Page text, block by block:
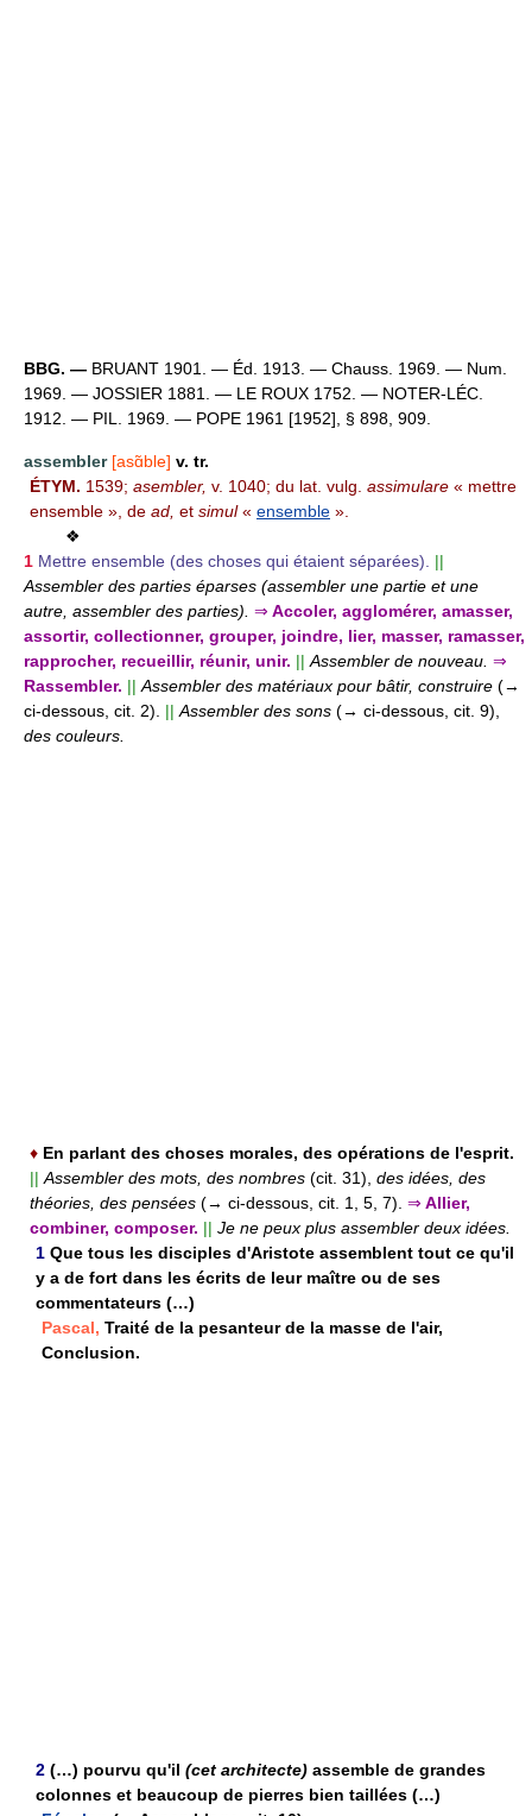
BBG. — BRUANT 1901. — Éd. 1913. — Chauss. 1969. — Num.
1969. — JOSSIER 1881. — LE ROUX 1752. — NOTER-LÉC.
1912. — PIL. 1969. — POPE 1961 [1952], § 898, 909.
assembler [asɑ̃ble] v. tr.
ÉTYM. 1539; asembler, v. 1040; du lat. vulg. assimulare « mettre
ensemble », de ad, et simul« ensemble ».
❖
1 Mettre ensemble (des choses qui étaient séparées).
||
Assembler des parties éparses (assembler une partie et une
autre, assembler des parties). ⇒ Accoler, agglomérer, amasser,
assortir, collectionner, grouper, joindre, lier, masser, ramasser,
rapprocher, recueillir, réunir, unir. || Assembler de nouveau. ⇒
Rassembler. || Assembler des matériaux pour bâtir, construire (→
ci-dessous, cit. 2).
|| Assembler des sons (→ ci-dessous, cit. 9),
des couleurs.
♦ En parlant des choses morales, des opérations de l'esprit.
|| Assembler des mots, des nombres (cit. 31), des idées, des
théories, des pensées (→ ci-dessous, cit. 1, 5, 7). ⇒ Allier,
combiner, composer. || Je ne peux plus assembler deux idées.
1 Que tous les disciples d'Aristote assemblent tout ce qu'il
y a de fort dans les écrits de leur maître ou de ses
commentateurs (…)
Pascal, Traité de la pesanteur de la masse de l'air,
Conclusion.
2 (…) pourvu qu'il (cet architecte) assemble de grandes
colonnes et beaucoup de pierres bien taillées (…)